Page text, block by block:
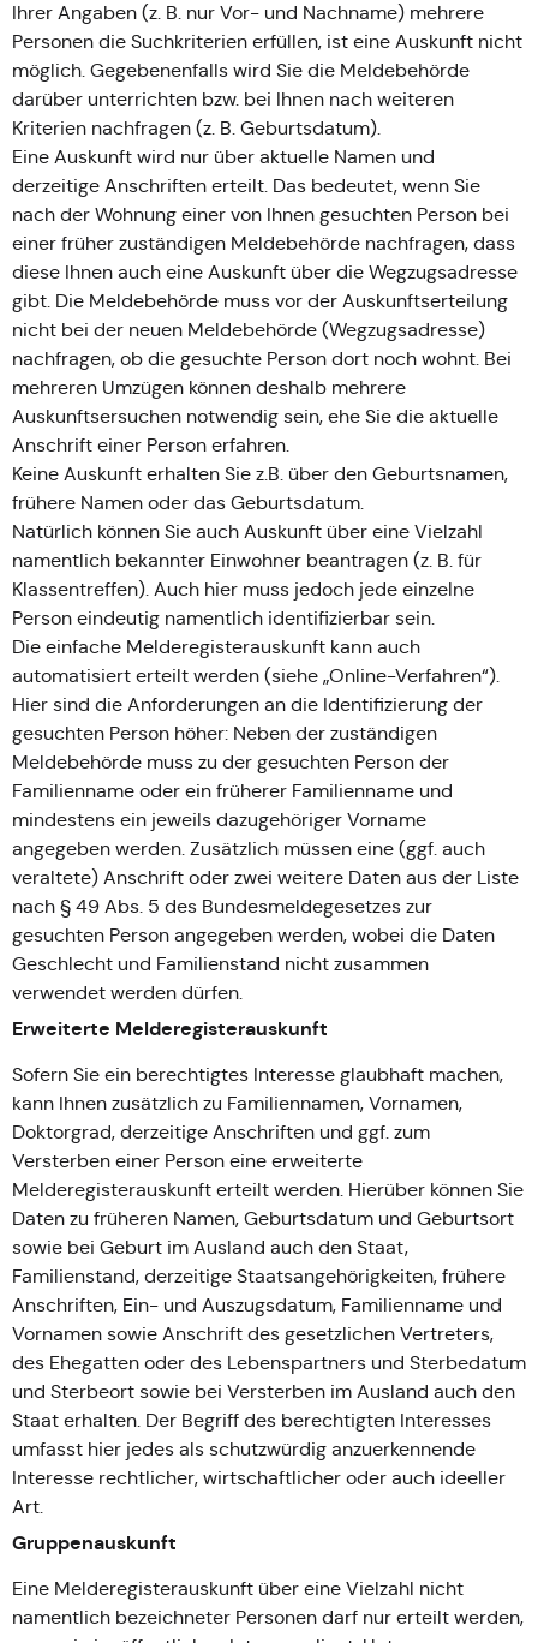
Ihrer Angaben (z. B. nur Vor- und Nachname) mehrere
Personen die Suchkriterien erfüllen, ist eine Auskunft nicht
möglich. Gegebenenfalls wird Sie die Meldebehörde
darüber unterrichten bzw. bei Ihnen nach weiteren
Kriterien nachfragen (z. B. Geburtsdatum).
Eine Auskunft wird nur über aktuelle Namen und
derzeitige Anschriften erteilt. Das bedeutet, wenn Sie
nach der Wohnung einer von Ihnen gesuchten Person bei
einer früher zuständigen Meldebehörde nachfragen, dass
diese Ihnen auch eine Auskunft über die Wegzugsadresse
gibt. Die Meldebehörde muss vor der Auskunftserteilung
nicht bei der neuen Meldebehörde (Wegzugsadresse)
nachfragen, ob die gesuchte Person dort noch wohnt. Bei
mehreren Umzügen können deshalb mehrere
Auskunftsersuchen notwendig sein, ehe Sie die aktuelle
Anschrift einer Person erfahren.
Keine Auskunft erhalten Sie z.B. über den Geburtsnamen,
frühere Namen oder das Geburtsdatum.
Natürlich können Sie auch Auskunft über eine Vielzahl
namentlich bekannter Einwohner beantragen (z. B. für
Klassentreffen). Auch hier muss jedoch jede einzelne
Person eindeutig namentlich identifizierbar sein.
Die einfache Melderegisterauskunft kann auch
automatisiert erteilt werden (siehe „Online-Verfahren“).
Hier sind die Anforderungen an die Identifizierung der
gesuchten Person höher: Neben der zuständigen
Meldebehörde muss zu der gesuchten Person der
Familienname oder ein früherer Familienname und
mindestens ein jeweils dazugehöriger Vorname
angegeben werden. Zusätzlich müssen eine (ggf. auch
veraltete) Anschrift oder zwei weitere Daten aus der Liste
nach § 49 Abs. 5 des Bundesmeldegesetzes zur
gesuchten Person angegeben werden, wobei die Daten
Geschlecht und Familienstand nicht zusammen
verwendet werden dürfen.
Erweiterte Melderegisterauskunft
Sofern Sie ein berechtigtes Interesse glaubhaft machen,
kann Ihnen zusätzlich zu Familiennamen, Vornamen,
Doktorgrad, derzeitige Anschriften und ggf. zum
Versterben einer Person eine erweiterte
Melderegisterauskunft erteilt werden. Hierüber können Sie
Daten zu früheren Namen, Geburtsdatum und Geburtsort
sowie bei Geburt im Ausland auch den Staat,
Familienstand, derzeitige Staatsangehörigkeiten, frühere
Anschriften, Ein- und Auszugsdatum, Familienname und
Vornamen sowie Anschrift des gesetzlichen Vertreters,
des Ehegatten oder des Lebenspartners und Sterbedatum
und Sterbeort sowie bei Versterben im Ausland auch den
Staat erhalten. Der Begriff des berechtigten Interesses
umfasst hier jedes als schutzwürdig anzuerkennende
Interesse rechtlicher, wirtschaftlicher oder auch ideeller
Art.
Gruppenauskunft
Eine Melderegisterauskunft über eine Vielzahl nicht
namentlich bezeichneter Personen darf nur erteilt werden,